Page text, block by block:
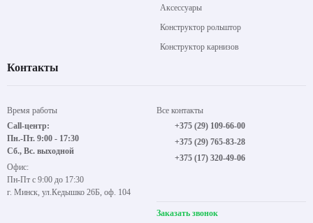
Аксессуары
Конструктор рольштор
Конструктор карнизов
Контакты
Время работы
Call-центр:
Пн.-Пт. 9:00 - 17:30
Сб., Вс. выходной
Офис:
Пн-Пт с 9:00 до 17:30
г. Минск, ул.Кедышко 26Б, оф. 104
Все контакты
+375 (29) 109-66-00
+375 (29) 765-83-28
+375 (17) 320-49-06
Заказать звонок